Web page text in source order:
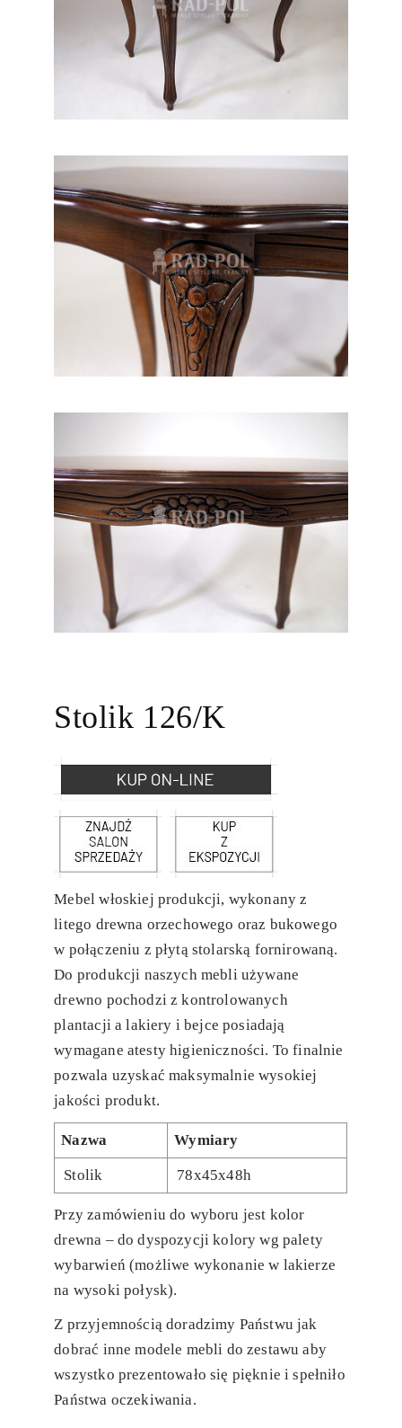
Stolik 126/K
Mebel włoskiej produkcji, wykonany z
litego drewna orzechowego oraz bukowego
w połączeniu z płytą stolarską fornirowaną.
Do produkcji naszych mebli używane
drewno pochodzi z kontrolowanych
plantacji a lakiery i bejce posiadają
wymagane atesty higieniczności. To finalnie
pozwala uzyskać maksymalnie wysokiej
jakości produkt.
Nazwa Wymiary
Stolik 78x45x48h
Przy zamówieniu do wyboru jest kolor
drewna – do dyspozycji kolory wg palety
wybarwień (możliwe wykonanie w lakierze
na wysoki połysk).
Z przyjemnością doradzimy Państwu jak
dobrać inne modele mebli do zestawu aby
wszystko prezentowało się pięknie i spełniło
Państwa oczekiwania.